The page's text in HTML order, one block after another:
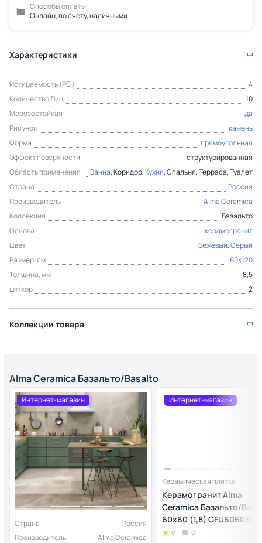
Способы оплаты:
Онлайн, по счету, наличными
Характеристики
Истираемость (PEI)
4
Количество Лиц
10
Морозостойкая
да
Рисунок
камень
Форма
прямоугольная
Эффект поверхности
структурированная
Область применения
Ванна, Коридор,Кухня, Спальня, Терраса, Туалет
Страна
Россия
Производитель
Alma Ceramica
Коллекция
Базальто
Основа
керамогранит
Цвет
Бежевый,Серый
Размер, см
60x120
Толщина, мм
8,5
шт/кор
2
Коллекции товара
Alma Ceramica Базальто/Basalto
Интернет-магазин
Страна
Россия
Производитель
Alma Ceramica
Интернет-магазин
Керамическая плитка
Керамогранит Alma
Ceramica Базальто/
60х60 (1,8)
0 0